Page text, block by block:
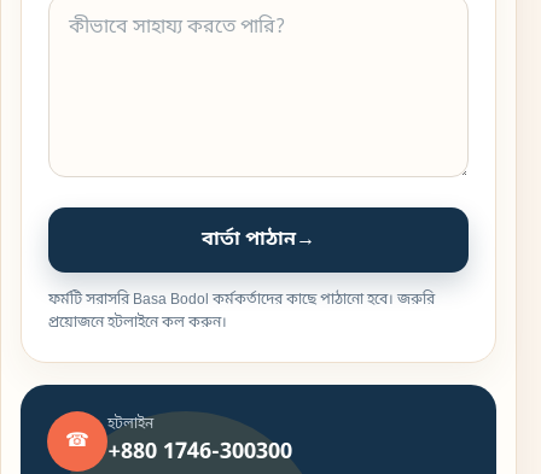
বার্তা পাঠান→
ফর্মটি সরাসরি Basa Bodol কর্মকর্তাদের কাছে পাঠানো হবে। জরুরি
প্রয়োজনে হটলাইনে কল করুন।
☎
হটলাইন
+880 1746-300300